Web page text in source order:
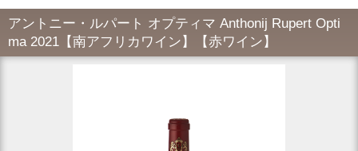
アントニー・ルパート オプティマ Anthonij Rupert Opti
ma 2021【南アフリカワイン】【赤ワイン】